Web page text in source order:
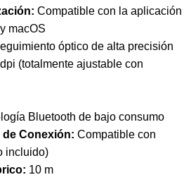
Compatible con la aplicación
macOS
óptico de alta precisión
(totalmente ajustable con
Bluetooth de bajo consumo
Conexión: Compatible con
incluido)
10 m